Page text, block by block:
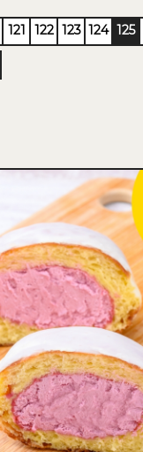
121 122 123 124 125